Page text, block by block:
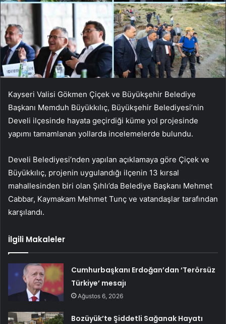
Kayseri Valisi Gökmen Çiçek ve Büyükşehir Belediye
Başkanı Memduh Büyükkılıç, Büyükşehir Belediyesi’nin
Develi ilçesinde hayata geçirdiği küme yol projesinde
yapımı tamamlanan yollarda incelemelerde bulundu.
Develi Belediyesi’nden yapılan açıklamaya göre Çiçek ve
Büyükkılıç, projenin uygulandığı ilçenin 13 kırsal
mahallesinden biri olan Şıhlı’da Belediye Başkanı Mehmet
Cabbar, Kaymakam Mehmet Tunç ve vatandaşlar tarafından
karşılandı.
İlgili Makaleler
Cumhurbaşkanı Erdoğan’dan ‘Terörsüz
Türkiye’ mesajı
Ağustos 6, 2026
Bozüyük’te Şiddetli Sağanak Hayatı